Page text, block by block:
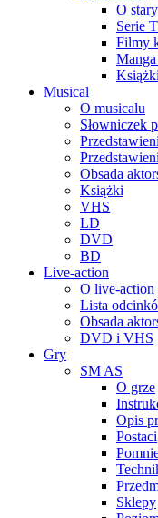
O
Serie
Filmy
Książki
Musical
O musicalu
Słowniczek
Obsada
Książki
VHS
LD
DVD
BD
Live-action
O live-action
Lista
Obsada
DVD i VHS
Gry
SM AS
O grze
Opis
Postaci
Sklepy